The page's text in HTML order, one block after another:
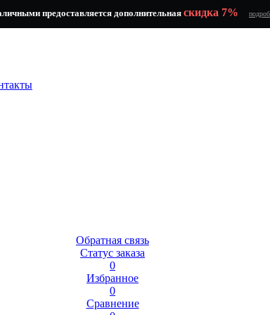
предоставляется дополнительная скидка 7%
Обратная связь
Статус заказа
0
Избранное
0
Сравнение